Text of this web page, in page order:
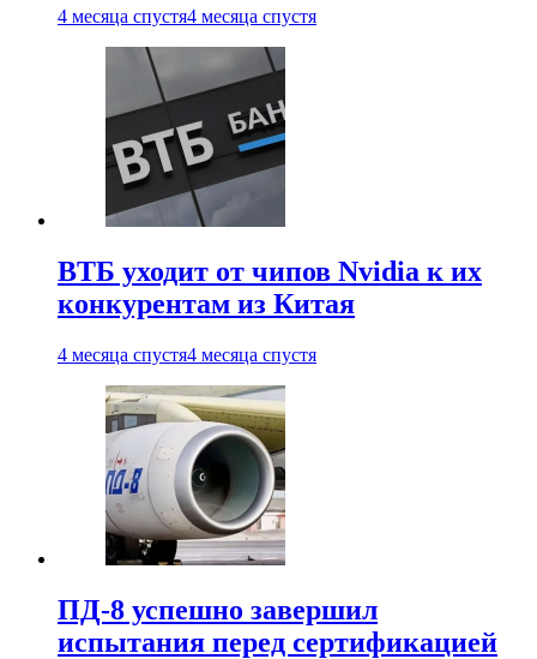
4 месяца спустя4 месяца спустя
ВТБ уходит от чипов Nvidia к их
конкурентам из Китая
4 месяца спустя4 месяца спустя
ПД-8 успешно завершил
испытания перед сертификацией